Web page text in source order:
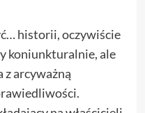
historii, oczywiście
koniunkturalnie, ale
z arcyważną